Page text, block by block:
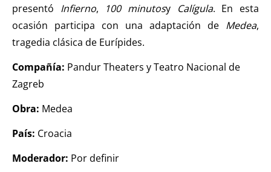
presentó Infierno, 100 minutosy Calígula. En esta
ocasión participa con una adaptación de Medea,
tragedia clásica de Eurípides.
Compañía: Pandur Theaters y Teatro Nacional de
Zagreb
Obra: Medea
País: Croacia
Moderador: Por definir